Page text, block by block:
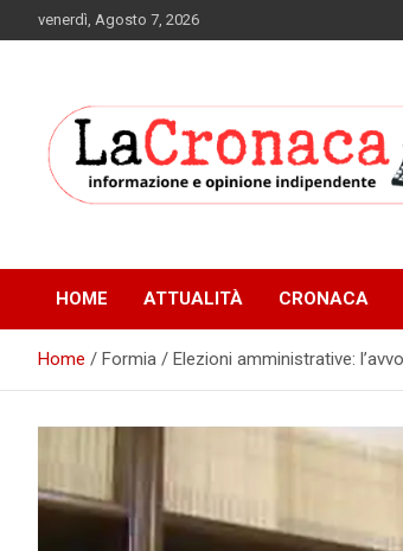
to
venerdì, Agosto 7, 2026
HOME ATTUALITÀ CRONACA
Home Formia / Elezioni amministrative: